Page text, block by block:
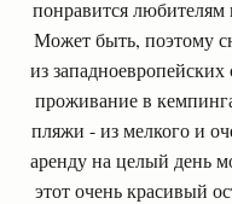
понравится любителям
Может быть, поэтому
из
проживание в
пляжи - из мелкого и
аренду на целый день
этот очень красивый